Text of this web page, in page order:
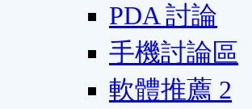
PDA 討論
手機討論區
軟體推薦 2